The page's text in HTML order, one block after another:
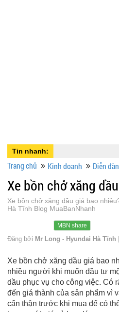
Tin nhanh:
Trang chủ Kinh doanh Diễn đàn
Xe bồn chở xăng
Xe bồn chở xăng dầu giá bao
Hà Tĩnh Blog MuaBanNhanh
MBN share
Đăng bởi Mr Long - Hyundai Hà Tĩnh
Xe bồn chở xăng dầu giá bao
nhiều người khi muốn đầu tư
dầu phục vụ cho công việc. Có
đến giá thành của sản phẩm vì
cẩn thận trước khi mua để có